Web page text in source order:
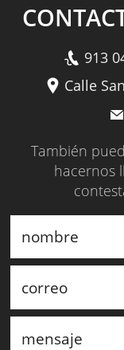
913
Calle
También
hacernos